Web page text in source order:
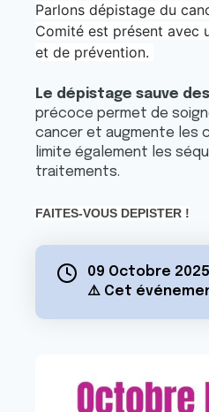
Parlons dépistage du
Comité est présent avec
et de prévention.
Le dépistage sauve
précoce permet de
cancer et augmente les
limite également les
traitements.
FAITES-VOUS DEPISTER !
09 Octobre 2025
⚠️ Cet